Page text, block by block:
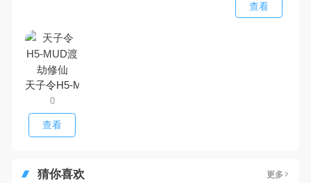
查看
天子令H5-MUD渡劫修仙
0
查看
猜你喜欢 更多